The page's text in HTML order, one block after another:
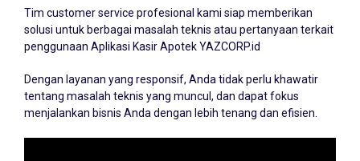
Tim customer service profesional kami siap memberikan
solusi untuk berbagai masalah teknis atau pertanyaan terkait
penggunaan Aplikasi Kasir Apotek YAZCORP.id
Dengan layanan yang responsif, Anda tidak perlu khawatir
tentang masalah teknis yang muncul, dan dapat fokus
menjalankan bisnis Anda dengan lebih tenang dan efisien.